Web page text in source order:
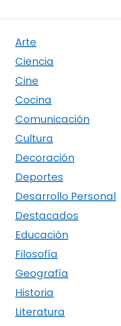
Arte
Ciencia
Cine
Cocina
Comunicación
Cultura
Decoración
Deportes
Desarrollo Personal
Destacados
Educación
Filosofía
Geografía
Historia
Literatura